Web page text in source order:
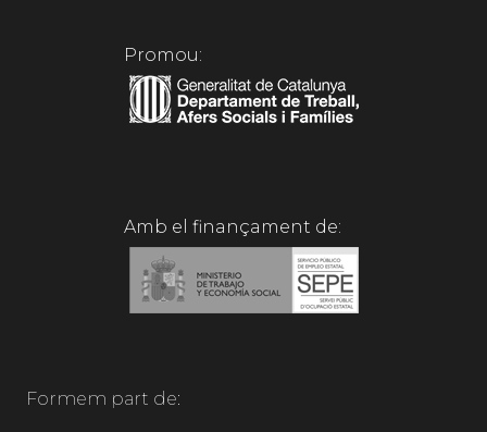
Promou:
Amb el finançament de:
Formem part de: